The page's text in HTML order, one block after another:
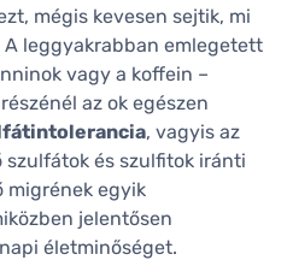
mégis kevesen sejtik, mi
leggyakrabban emlegetett
vagy a koffein –
az ok egészen
, vagyis az
és szulfitok iránti
migrének egyik
jelentősen
életminőséget.